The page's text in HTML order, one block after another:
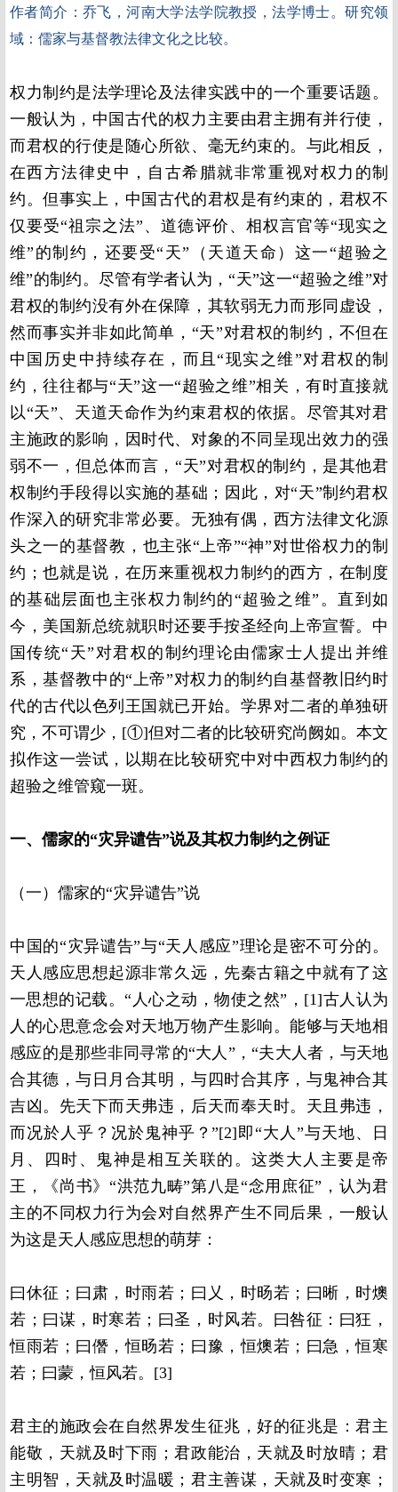
作者简介： 乔飞，河南大学法学院教授，法学博士。研究领
域：儒家与基督教法律文化之比较。
权力制约是法学理论及法律实践中的一个重要话题。
一般认为，中国古代的权力主要由君主拥有并行使，
而君权的行使是随心所欲、毫无约束的。与此相反，
在西方法律史中，自古希腊就非常重视对权力的制
约。但事实上，中国古代的君权是有约束的，君权不
仅要受“祖宗之法”、道德评价、相权言官等“现实之
维”的制约，还要受“天”（天道天命）这一“超验之
维”的制约。 尽管有学者认为，“天”这一“超验之维”对
君权的制约没有外在保障，其软弱无力而形同虚设，
然而事实并非如此简单，“天”对君权的制约，不但在
中国历史中持续存在，而且“现实之维”对君权的制
约，往往都与“天”这一“超验之维”相关，有时直接就
以“天”、天道天命作为约束君权的依据。尽管其对君
主施政的影响，因时代、对象的不同呈现出效力的强
弱不一，但总体而言，“天”对君权的制约，是其他君
权制约手段得以实施的基础；因此，对“天”制约君权
作深入的研究非常必要。无独有偶，西方法律文化源
头之一的基督教，也主张“上帝”“神”对世俗权力的制
约；也就是说，在历来重视权力制约的西方，在制度
的基础层面也主张权力制约的“超验之维”。直到如
今，美国新总统就职时还要手按圣经向上帝宣誓。中
国传统“天”对君权的制约理论由儒家士人提出并维
系，基督教中的“上帝”对权力的制约自基督教旧约时
代的古代以色列王国就已开始。学界对二者的单独研
究，不可谓少，[①]但对二者的比较研究尚阙如。本文
拟作这一尝试，以期在比较研究中对中西权力制约的
超验之维管窥一斑。
一、儒家的“灾异谴告”说及其权力制约之例证
（一）儒家的“灾异谴告”说
中国的“灾异谴告”与“天人感应”理论是密不可分的。
天人感应思想起源非常久远，先秦古籍之中就有了这
一思想的记载。“人心之动，物使之然”，[1]古人认为
人的心思意念会对天地万物产生影响。能够与天地相
感应的是那些非同寻常的“大人”，“夫大人者，与天地
合其德，与日月合其明，与四时合其序，与鬼神合其
吉凶。先天下而天弗违，后天而奉天时。天且弗违，
而况於人乎？况於鬼神乎？”[2]即“大人”与天地、日
月、四时、鬼神是相互关联的。这类大人主要是帝
王，《尚书》“洪范九畴”第八是“念用庶征”，认为君
主的不同权力行为会对自然界产生不同后果，一般认
为这是天人感应思想的萌芽：
曰休征；曰肃，时雨若；曰乂，时旸若；曰晰，时燠
若；曰谋，时寒若；曰圣，时风若。曰咎征：曰狂，
恒雨若；曰僭，恒旸若；曰豫，恒燠若；曰急，恒寒
若；曰蒙，恒风若。[3]
君主的施政会在自然界发生征兆，好的征兆是：君主
能敬，天就及时下雨；君政能治，天就及时放晴；君
主明智，天就及时温暖；君主善谋，天就及时变寒；